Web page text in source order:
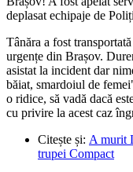
deplasat echipaje de
Tânăra a fost
urgențe din Brașov.
asistat la incident dar
băiat, smardoiul de
o ridice, să vadă dacă
cu privire la acest caz
Citește și: A murit
trupei Compact